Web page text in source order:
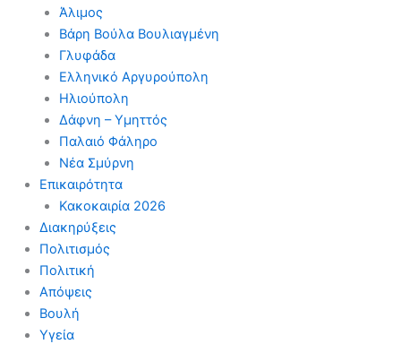
Άλιμος
Βάρη Βούλα Βουλιαγμένη
Γλυφάδα
Ελληνικό Αργυρούπολη
Ηλιούπολη
Δάφνη – Υμηττός
Παλαιό Φάληρο
Νέα Σμύρνη
Επικαιρότητα
Κακοκαιρία 2026
Διακηρύξεις
Πολιτισμός
Πολιτική
Απόψεις
Βουλή
Υγεία